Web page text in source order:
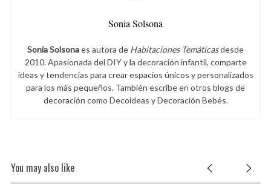
Sonia Solsona
Sonia Solsonaes autora de Habitaciones Temáticasdesde
2010. Apasionada del DIY y la decoración infantil, comparte
ideas y tendencias para crear espacios únicos y personalizados
para los más pequeños. También escribe en otros blogs de
decoración como Decoideas y Decoración Bebés.
You may also like